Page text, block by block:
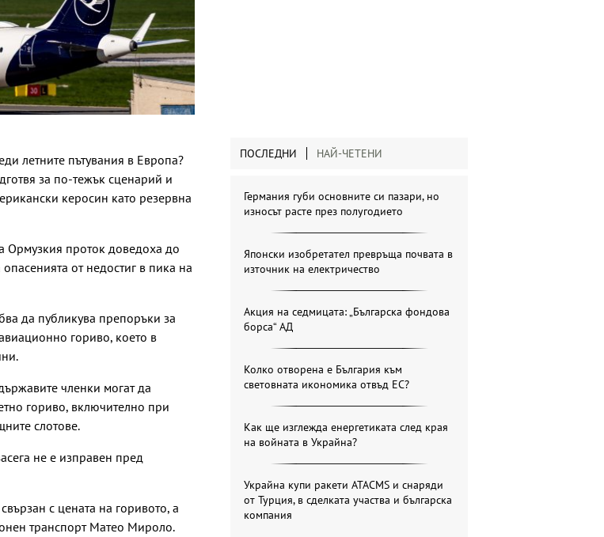
летните пътувания в Европа?
за по-тежък сценарий и
керосин като резервна
Ормузкия проток доведоха до
от недостиг в пика на
да публикува препоръки за
гориво, което в
членки могат да
гориво, включително при
слотове.
не е изправен пред
с цената на горивото, а
транспорт Матео Мироло.
ПОСЛЕДНИ НАЙ-ЧЕТЕНИ
Германия губи основните си пазари, но
износът расте през полугодието
Японски изобретател превръща почвата в
източник на електричество
Акция на седмицата: „Българска фондова
борса“ АД
Колко отворена е България към
световната икономика отвъд ЕС?
Как ще изглежда енергетиката след края
на войната в Украйна?
Украйна купи ракети ATACMS и снаряди
от Турция, в сделката участва и българска
компания